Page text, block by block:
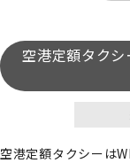
空港定額タク
空港定額タクシーは